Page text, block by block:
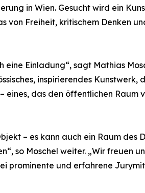
in Wien. Gesucht wird ein
von Freiheit, kritischem Denken
eine Einladung“, sagt Mathias
inspirierendes Kunstwerk,
das den öffentlichen Raum
– es kann auch ein Raum des
so Moschel weiter. „Wir freuen
prominente und erfahrene